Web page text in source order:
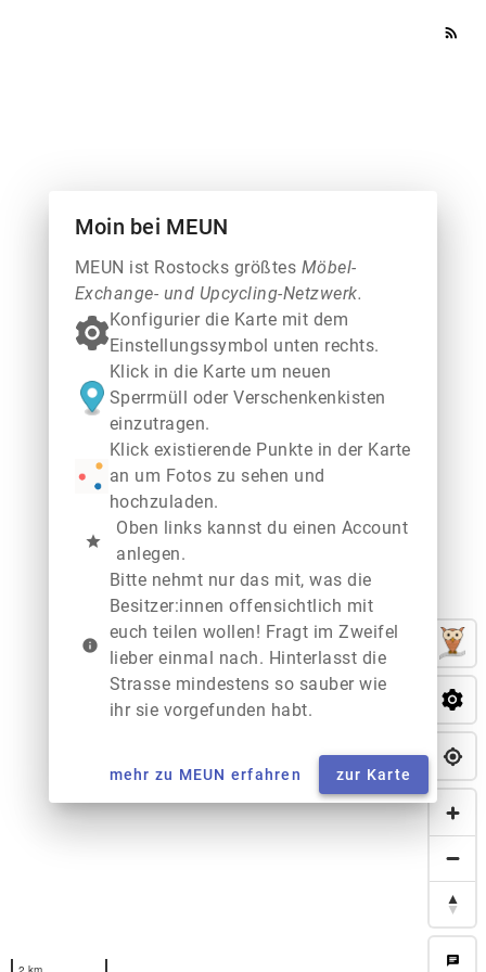
rss_feed
chat
Moin bei MEUN
MEUN ist Rostocks größtes Möbel-
Exchange- und Upcycling-Netzwerk.
Konfigurier die Karte mit dem
Einstellungssymbol unten rechts.
Klick in die Karte um neuen
Sperrmüll oder Verschenkenkisten
einzutragen.
Klick existierende Punkte in der Karte
an um Fotos zu sehen und
hochzuladen.
star
Oben links kannst du einen Account
anlegen.
info
Bitte nehmt nur das mit, was die
Besitzer:innen offensichtlich mit
euch teilen wollen! Fragt im Zweifel
lieber einmal nach. Hinterlasst die
Strasse mindestens so sauber wie
ihr sie vorgefunden habt.
mehr zu MEUN erfahren zur Karte